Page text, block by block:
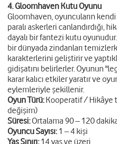
4. Gloomhaven Kutu Oyunu
Gloomhaven, oyuncuların
paralı askerleri canlandırdığı,
dayalı bir fantezi kutu
bir dünyada zindanları
karakterlerini geliştirir ve
gidişatını belirlerler. Oyunun
karar kalıcı etkiler yaratır ve
eylemleriyle şekillenir.
Oyun Türü:Kooperatif / Hikâye
değişim)
Süresi:Ortalama 90 – 120
Oyuncu Sayısı:1 – 4 kişi
Yaş Sınırı:14 yaş ve üzeri